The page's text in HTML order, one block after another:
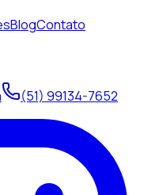
BlogContato
(51) 99134-7652